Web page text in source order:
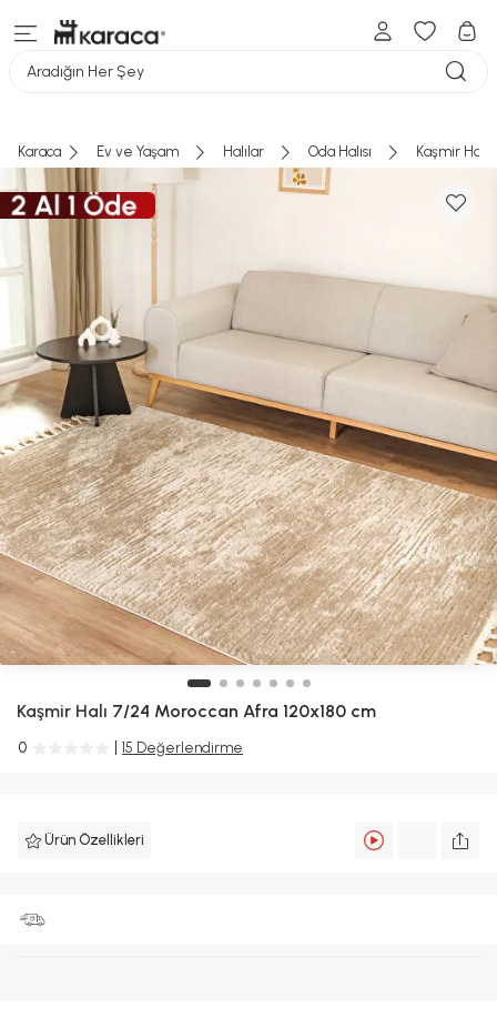
Aradığın Her Şey
Karaca Ev ve Yaşam Halılar Oda Halısı Kaşmir Halı
Kaşmir Halı 7/24 Moroccan Afra 120x180 cm
0 15 Değerlendirme
Ürün Özellikleri